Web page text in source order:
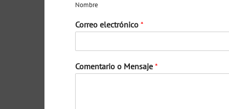
Nombre
Correo electrónico *
Comentario o Mensaje *